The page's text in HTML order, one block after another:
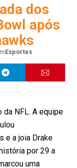
dos
após
Esportes
da NFL. A equipe
e a joia Drake
por 29 a
uma